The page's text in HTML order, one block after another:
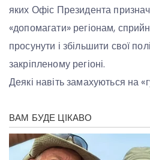
яких Офіс Президента
«допомагати» регіонам,
просунути і збільшити свої
закріпленому регіоні.
Деякі навіть замахуються на